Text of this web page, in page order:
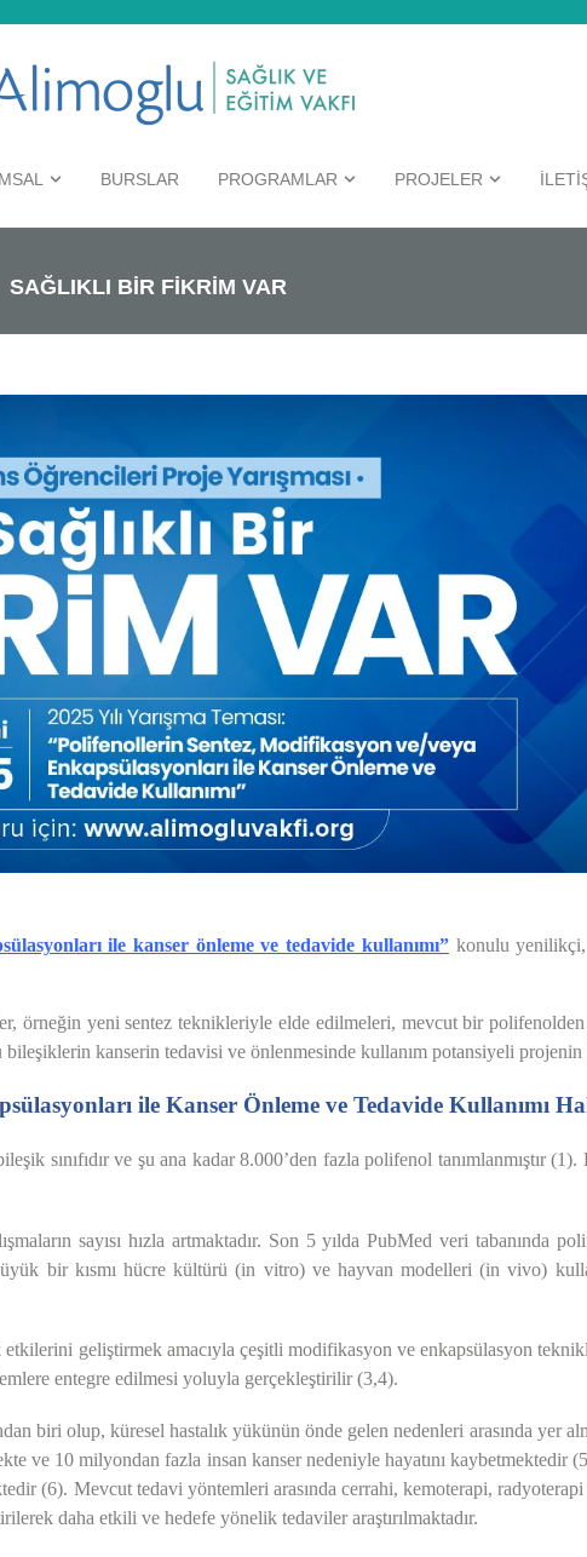
BURSLAR PROGRAMLAR PROJELER
SAĞLIKLI BİR FİKRİM VAR
ile kanser önleme ve tedavide kullanımı”konulu yenilikçi,
örneğin yeni sentez teknikleriyle elde edilmeleri, mevcut bir
kanserin tedavisi ve önlenmesinde kullanım potansiyeli projenin
ile Kanser Önleme ve Tedavide Kullanımı
sınıfıdır ve şu ana kadar 8.000’den fazla polifenol tanımlanmıştır
sayısı hızla artmaktadır. Son 5 yılda PubMed veri tabanında
büyük bir kısmı hücre kültürü (in vitro) ve hayvan modelleri (in vivo)
geliştirmek amacıyla çeşitli modifikasyon ve enkapsülasyon
entegre edilmesi yoluyla gerçekleştirilir (3,4).
biri olup, küresel hastalık yükünün önde gelen nedenleri arasında yer
ve 10 milyondan fazla insan kanser nedeniyle hayatını kaybetmektedir
(6). Mevcut tedavi yöntemleri arasında cerrahi, kemoterapi,
daha etkili ve hedefe yönelik tedaviler araştırılmaktadır.